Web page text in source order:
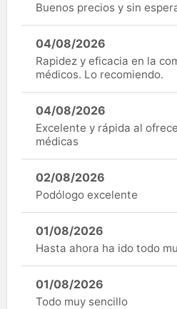
Buenos precios y sin
04/08/2026
Rapidez y eficacia en la
médicos. Lo recomiendo.
04/08/2026
Excelente y rápida al
médicas
02/08/2026
Podólogo excelente
01/08/2026
Hasta ahora ha ido todo
01/08/2026
Todo muy sencillo